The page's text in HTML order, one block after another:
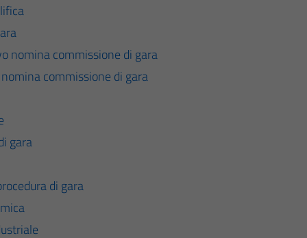
nomina commissione di gara
commissione di gara
gara
di gara